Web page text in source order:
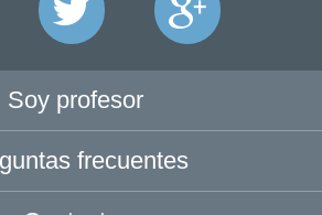
Soy profesor
frecuentes